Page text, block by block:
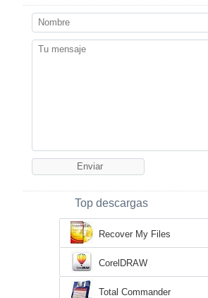
Top descargas
Recover My Files
CorelDRAW
Total Commander